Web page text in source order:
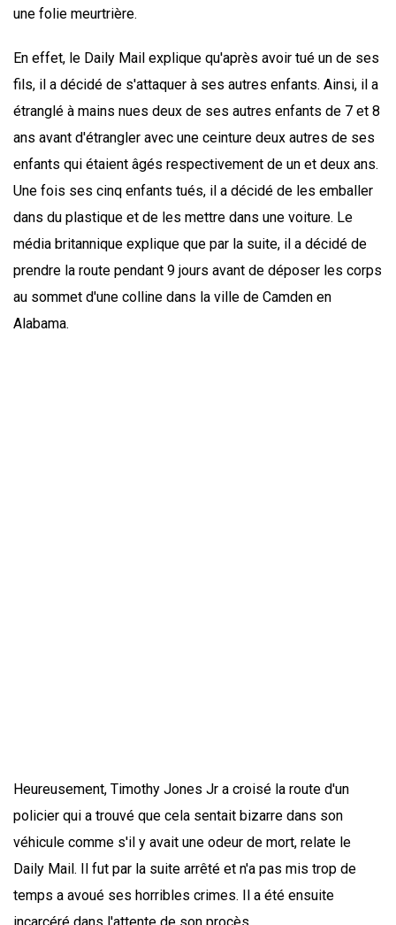
une folie meurtrière.
En effet, le Daily Mail explique qu'après avoir tué un de ses
fils, il a décidé de s'attaquer à ses autres enfants. Ainsi, il a
étranglé à mains nues deux de ses autres enfants de 7 et 8
ans avant d'étrangler avec une ceinture deux autres de ses
enfants qui étaient âgés respectivement de un et deux ans.
Une fois ses cinq enfants tués, il a décidé de les emballer
dans du plastique et de les mettre dans une voiture. Le
média britannique explique que par la suite, il a décidé de
prendre la route pendant 9 jours avant de déposer les corps
au sommet d'une colline dans la ville de Camden en
Alabama.
Heureusement, Timothy Jones Jr a croisé la route d'un
policier qui a trouvé que cela sentait bizarre dans son
véhicule comme s'il y avait une odeur de mort, relate le
Daily Mail. Il fut par la suite arrêté et n'a pas mis trop de
temps a avoué ses horribles crimes. Il a été ensuite